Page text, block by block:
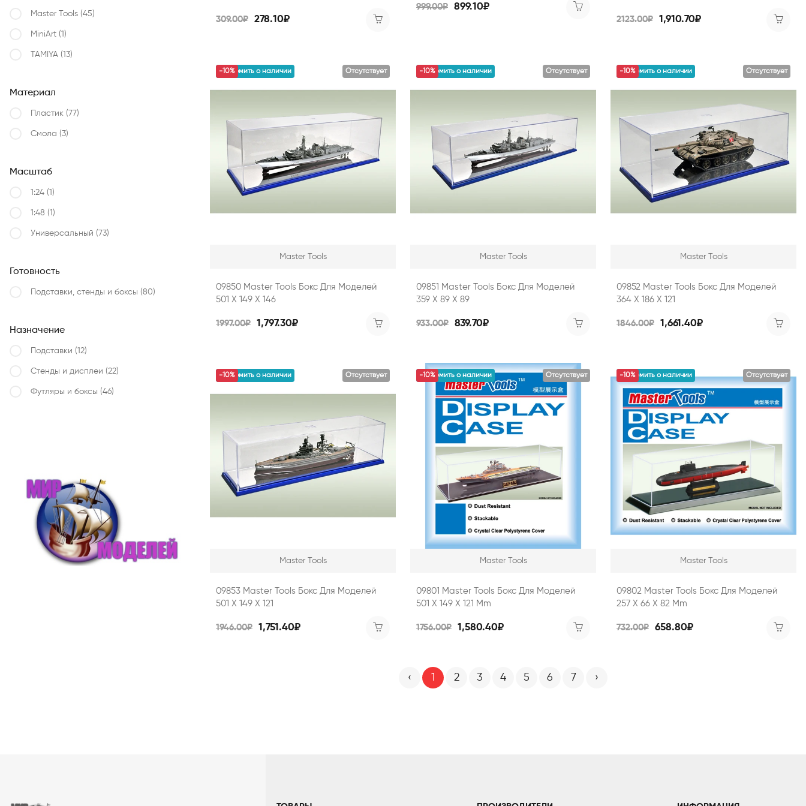
309.00₽ 278.10₽
999.00₽ 899.10₽
2123.00₽ 1,910.70₽
Отсутствует
уведомить о наличии
-10%
Master Tools
09850 Master Tools Бокс Для Моделей
501 Х 149 Х 146
1997.00₽ 1,797.30₽
Отсутствует
уведомить о наличии
-10%
Master Tools
09851 Master Tools Бокс Для Моделей
359 X 89 X 89
933.00₽ 839.70₽
Отсутствует
уведомить о наличии
-10%
Master Tools
09852 Master Tools Бокс Для Моделей
364 X 186 X 121
1846.00₽ 1,661.40₽
Отсутствует
уведомить о наличии
-10%
Master Tools
09853 Master Tools Бокс Для Моделей
501 X 149 X 121
1946.00₽ 1,751.40₽
Отсутствует
уведомить о наличии
-10%
Master Tools
09801 Master Tools Бокс Для Моделей
501 Х 149 Х 121 Mm
1756.00₽ 1,580.40₽
Отсутствует
уведомить о наличии
-10%
Master Tools
09802 Master Tools Бокс Для Моделей
257 Х 66 Х 82 Mm
732.00₽ 658.80₽
‹ 1 2 3 4 5 6 7 ›
Master Tools (45)
MiniArt (1)
TAMIYA (13)
Материал
Пластик (77)
Смола (3)
Масштаб
1:24 (1)
1:48 (1)
Универсальный (73)
Готовность
Подставки, стенды и боксы (80)
Назначение
Подставки (12)
Стенды и дисплеи (22)
Футляры и боксы (46)